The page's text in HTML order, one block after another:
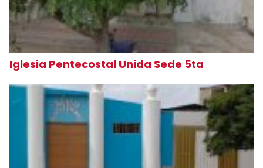
Iglesia Pentecostal Unida Sede 5ta